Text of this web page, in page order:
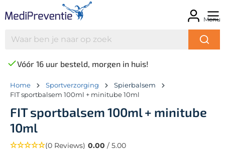
Menu
Vóór 16 uur besteld, morgen in huis!
Home Sportverzorging
Spierbalsem
FIT sportbalsem 100ml + minitube 10ml
FIT sportbalsem 100ml + minitube
10ml
(0 Reviews) 0.00 / 5.00